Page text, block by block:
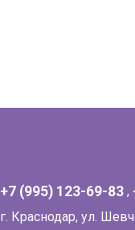
+7 (995) 123-69-83 ,
г. Краснодар, ул.